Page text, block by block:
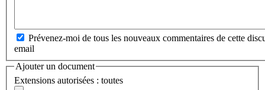
Prévenez-moi de tous les nouveaux commentaires de cette
email
Ajouter un document
Extensions autorisées : toutes